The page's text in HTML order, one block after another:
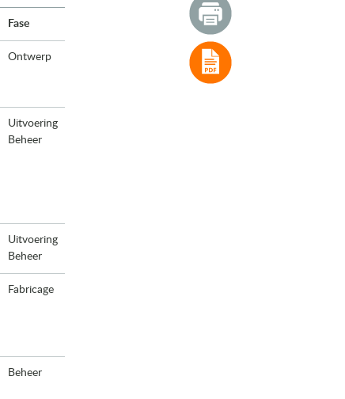
Fase
Ontwerp
Uitvoering
Beheer
Uitvoering
Beheer
Fabricage
Beheer